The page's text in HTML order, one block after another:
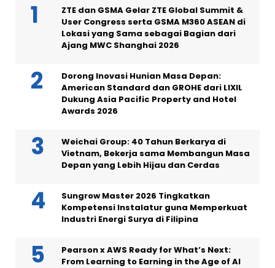
ZTE dan GSMA Gelar ZTE Global Summit &
User Congress serta GSMA M360 ASEAN di
Lokasi yang Sama sebagai Bagian dari
Ajang MWC Shanghai 2026
Dorong Inovasi Hunian Masa Depan:
American Standard dan GROHE dari LIXIL
Dukung Asia Pacific Property and Hotel
Awards 2026
Weichai Group: 40 Tahun Berkarya di
Vietnam, Bekerja sama Membangun Masa
Depan yang Lebih Hijau dan Cerdas
Sungrow Master 2026 Tingkatkan
Kompetensi Instalatur guna Memperkuat
Industri Energi Surya di Filipina
Pearson x AWS Ready for What’s Next:
From Learning to Earning in the Age of AI